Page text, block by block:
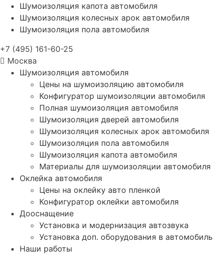
Шумоизоляция капота автомобиля
Шумоизоляция колесных арок автомобиля
Шумоизоляция пола автомобиля
+7 (495) 161-60-25
Москва
Шумоизоляция автомобиля
Цены на шумоизоляцию автомобиля
Конфигуратор шумоизоляции автомобиля
Полная шумоизоляция автомобиля
Шумоизоляция дверей автомобиля
Шумоизоляция колесных арок автомобиля
Шумоизоляция пола автомобиля
Шумоизоляция капота автомобиля
Материалы для шумоизоляции автомобиля
Оклейка автомобиля
Цены на оклейку авто пленкой
Конфигуратор оклейки автомобиля
Дооснащение
Установка и модернизация автозвука
Установка доп. оборудования в автомобиль
Наши работы